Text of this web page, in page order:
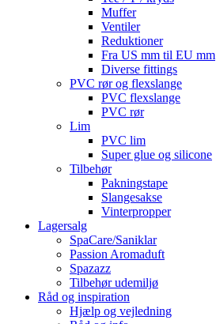
Muffer
Ventiler
Reduktioner
Fra US mm til EU mm
Diverse fittings
PVC rør og flexslange
PVC flexslange
PVC rør
Lim
PVC lim
Super glue og silicone
Tilbehør
Pakningstape
Slangesakse
Vinterpropper
Lagersalg
SpaCare/Saniklar
Passion Aromaduft
Spazazz
Tilbehør udemiljø
Råd og inspiration
Hjælp og vejledning